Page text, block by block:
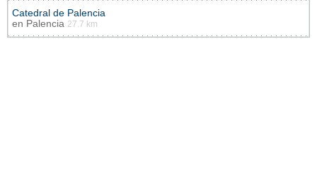
Catedral de Palencia
en Palencia 27.7 km